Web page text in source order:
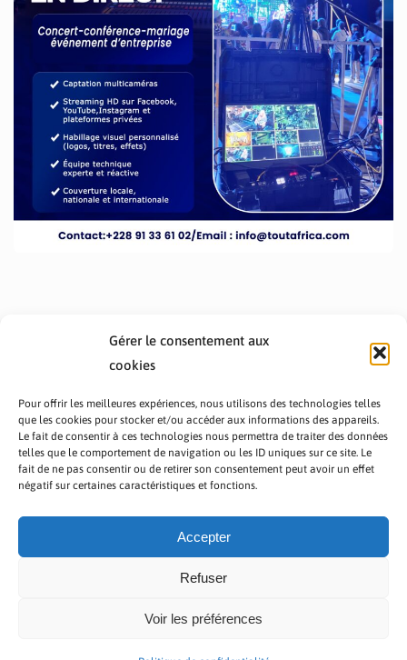
Gérer le consentement aux
cookies
Pour offrir les meilleures expériences, nous utilisons des technologies telles
que les cookies pour stocker et/ou accéder aux informations des appareils.
Le fait de consentir à ces technologies nous permettra de traiter des données
telles que le comportement de navigation ou les ID uniques sur ce site. Le
fait de ne pas consentir ou de retirer son consentement peut avoir un effet
négatif sur certaines caractéristiques et fonctions.
Accepter
Refuser
Voir les préférences
PRÉSENTATION TOUTAFRICA
A PROPOS
Copyright © 2023 TOUT AFRICA | Made by